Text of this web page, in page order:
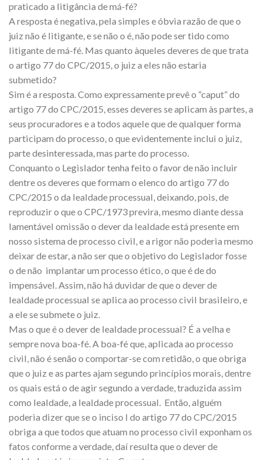
praticado a litigância de má-fé?
A resposta é negativa, pela simples e óbvia razão de que o
juiz não é litigante, e se não o é, não pode ser tido como
litigante de má-fé. Mas quanto àqueles deveres de que trata
o artigo 77 do CPC/2015, o juiz a eles não estaria
submetido?
Sim é a resposta. Como expressamente prevê o “caput” do
artigo 77 do CPC/2015, esses deveres se aplicam às partes, a
seus procuradores e a todos aquele que de qualquer forma
participam do processo, o que evidentemente inclui o juiz,
parte desinteressada, mas parte do processo.
Conquanto o Legislador tenha feito o favor de não incluir
dentre os deveres que formam o elenco do artigo 77 do
CPC/2015 o da lealdade processual, deixando, pois, de
reproduzir o que o CPC/1973 previra, mesmo diante dessa
lamentável omissão o dever da lealdade está presente em
nosso sistema de processo civil, e a rigor não poderia mesmo
deixar de estar, a não ser que o objetivo do Legislador fosse
o de não implantar um processo ético, o que é de do
impensável. Assim, não há duvidar de que o dever de
lealdade processual se aplica ao processo civil brasileiro, e
a ele se submete o juiz.
Mas o que é o dever de lealdade processual? É a velha e
sempre nova boa-fé. A boa-fé que, aplicada ao processo
civil, não é senão o comportar-se com retidão, o que obriga
que o juiz e as partes ajam segundo princípios morais, dentre
os quais está o de agir segundo a verdade, traduzida assim
como lealdade, a lealdade processual. Então, alguém
poderia dizer que se o inciso I do artigo 77 do CPC/2015
obriga a que todos que atuam no processo civil exponham os
fatos conforme a verdade, daí resulta que o dever de